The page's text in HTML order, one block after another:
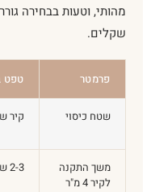
מהותי, וטעות בבחירה
שקלים.
פרמטר טפט
שטח כיסוי קיר
משך התקנה
לקיר 4 מ"ר
2-3 שעות